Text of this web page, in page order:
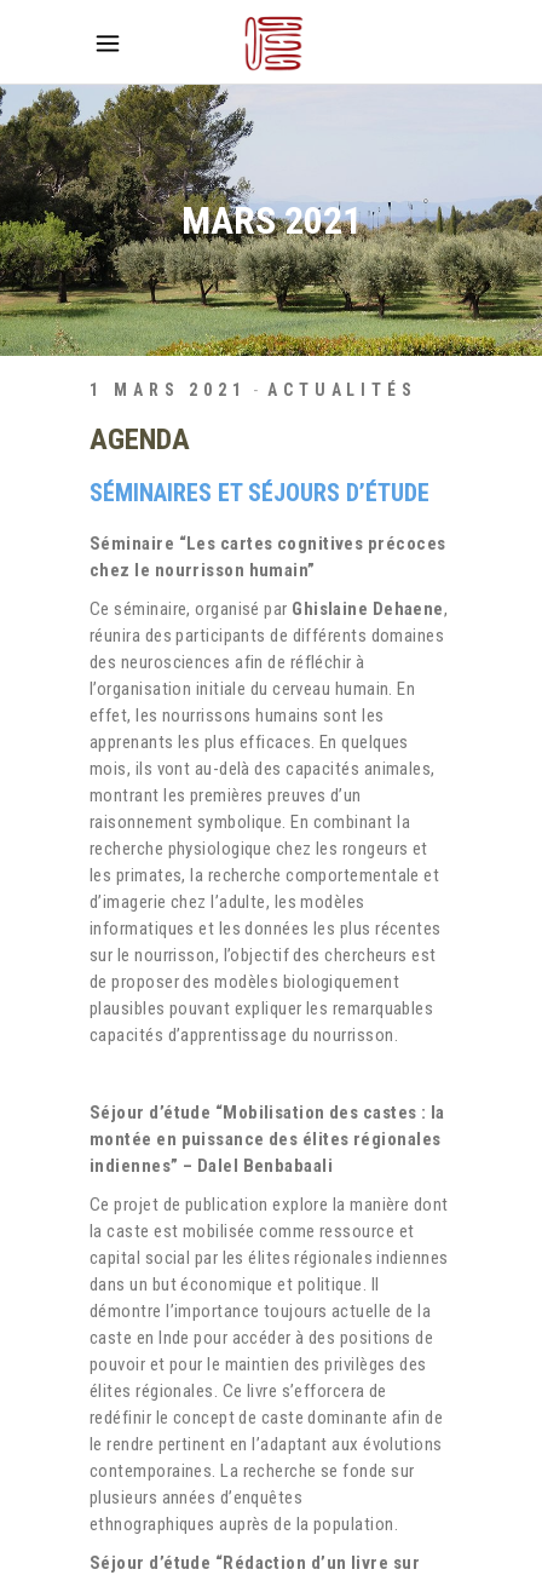
MARS 2021
1 MARS 2021 ACTUALITÉS
AGENDA
SÉMINAIRES ET SÉJOURS D’ÉTUDE
Séminaire “Les cartes cognitives précoces
chez le nourrisson humain”
Ce séminaire, organisé par Ghislaine Dehaene,
réunira des participants de différents domaines
des neurosciences afin de réfléchir à
l’organisation initiale du cerveau humain. En
effet, les nourrissons humains sont les
apprenants les plus efficaces. En quelques
mois, ils vont au-delà des capacités animales,
montrant les premières preuves d’un
raisonnement symbolique. En combinant la
recherche physiologique chez les rongeurs et
les primates, la recherche comportementale et
d’imagerie chez l’adulte, les modèles
informatiques et les données les plus récentes
sur le nourrisson, l’objectif des chercheurs est
de proposer des modèles biologiquement
plausibles pouvant expliquer les remarquables
capacités d’apprentissage du nourrisson.
Séjour d’étude “Mobilisation des castes : la
montée en puissance des élites régionales
indiennes” – Dalel Benbabaali
Ce projet de publication explore la manière dont
la caste est mobilisée comme ressource et
capital social par les élites régionales indiennes
dans un but économique et politique. Il
démontre l’importance toujours actuelle de la
caste en Inde pour accéder à des positions de
pouvoir et pour le maintien des privilèges des
élites régionales. Ce livre s’efforcera de
redéfinir le concept de caste dominante afin de
le rendre pertinent en l’adaptant aux évolutions
contemporaines. La recherche se fonde sur
plusieurs années d’enquêtes
ethnographiques auprès de la population.
Séjour d’étude “Rédaction d’un livre sur